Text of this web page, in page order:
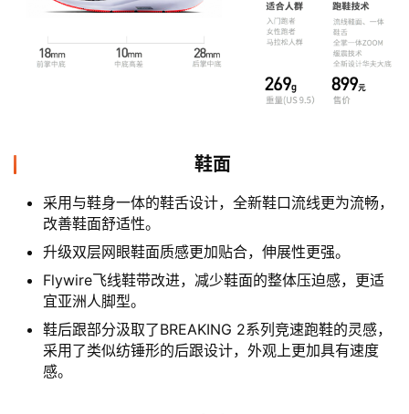
鞋面
采用与鞋身一体的鞋舌设计，全新鞋口流线更为流畅，
改善鞋面舒适性。
升级双层网眼鞋面质感更加贴合，伸展性更强。
Flywire飞线鞋带改进，减少鞋面的整体压迫感，更适
宜亚洲人脚型。
鞋后跟部分汲取了BREAKING 2系列竞速跑鞋的灵感，
采用了类似纺锤形的后跟设计，外观上更加具有速度
感。